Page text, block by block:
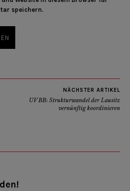
speichern.
NÄCHSTER ARTIKEL
UV BB: Strukturwandel der Lausitz
vernünftig koordinieren